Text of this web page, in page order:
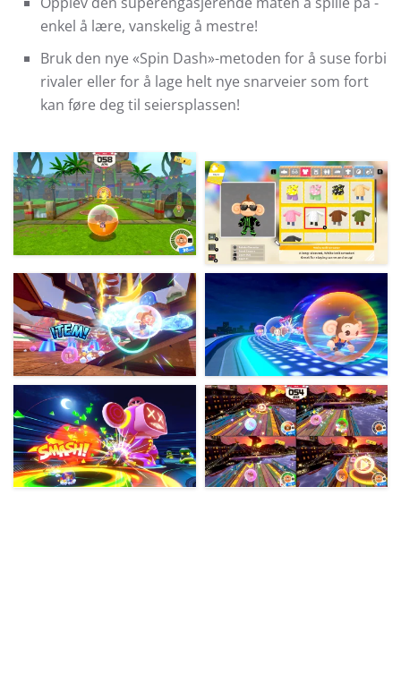
enkel å lære, vanskelig å mestre!
Bruk den nye «Spin Dash»-metoden for å suse forbi
rivaler eller for å lage helt nye snarveier som fort
kan føre deg til seiersplassen!